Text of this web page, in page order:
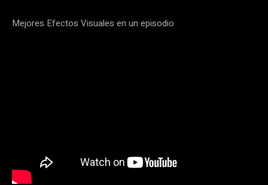
Mejores Efectos Visuales en un episodio